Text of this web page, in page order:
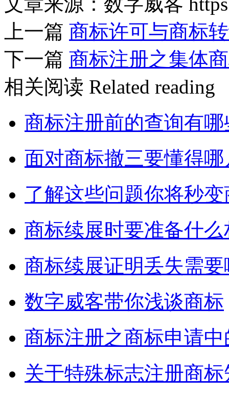
上一篇 商标许可与商标
下一篇 商标注册之集体
相关阅读 Related reading
商标注册前的查询有
面对商标撤三要懂得
了解这些问题你将秒
商标续展时要准备什么
商标续展证明丢失需
数字威客带你浅谈商标
商标注册之商标申请
关于特殊标志注册商